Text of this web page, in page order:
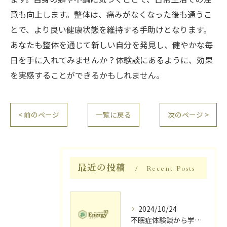
意も向上します。整体は、痛みがなくなった後も通うこ
とで、より良い健康状態を維持する手助けとなります。
あなたも整体を通じて新しい自分を発見し、健やかな毎
日を手に入れてみませんか？体験談にあるように、効果
を実感することができるかもしれません。
< 前のページ 一覧に戻る 次のページ >
最近の投稿 Recent Posts
2024/10/24
不眠症体験談から学ぶ睡眠質向上法